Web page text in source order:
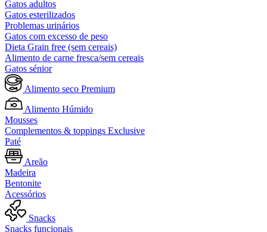
Gatos adultos
Gatos esterilizados
Problemas urinários
Gatos com excesso de peso
Dieta Grain free (sem cereais)
Alimento de carne fresca/sem cereais
Gatos sénior
Alimento seco Premium
Alimento Húmido
Mousses
Complementos & toppings Exclusive
Paté
Areão
Madeira
Bentonite
Acessórios
Snacks
Snacks funcionais